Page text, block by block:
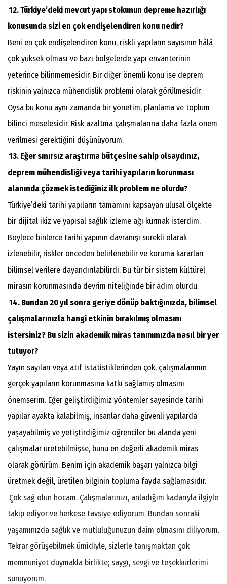
12. Türkiye’deki mevcut yapı stokunun depreme hazırlığı
konusunda sizi en çok endişelendiren konu nedir?
Beni en çok endişelendiren konu, riskli yapıların sayısının hâlâ
çok yüksek olması ve bazı bölgelerde yapı envanterinin
yeterince bilinmemesidir. Bir diğer önemli konu ise deprem
riskinin yalnızca mühendislik problemi olarak görülmesidir.
Oysa bu konu aynı zamanda bir yönetim, planlama ve toplum
bilinci meselesidir. Risk azaltma çalışmalarına daha fazla önem
verilmesi gerektiğini düşünüyorum.
13. Eğer sınırsız araştırma bütçesine sahip olsaydınız,
deprem mühendisliği veya tarihi yapıların korunması
alanında çözmek istediğiniz ilk problem ne olurdu?
Türkiye’deki tarihi yapıların tamamını kapsayan ulusal ölçekte
bir dijital ikiz ve yapısal sağlık izleme ağı kurmak isterdim.
Böylece binlerce tarihi yapının davranışı sürekli olarak
izlenebilir, riskler önceden belirlenebilir ve koruma kararları
bilimsel verilere dayandırılabilirdi. Bu tür bir sistem kültürel
mirasın korunmasında devrim niteliğinde bir adım olurdu.
14. Bundan 20 yıl sonra geriye dönüp baktığınızda, bilimsel
çalışmalarınızla hangi etkinin bırakılmış olmasını
istersiniz? Bu sizin akademik miras tanımınızda nasıl bir yer
tutuyor?
Yayın sayıları veya atıf istatistiklerinden çok, çalışmalarımın
gerçek yapıların korunmasına katkı sağlamış olmasını
önemserim. Eğer geliştirdiğimiz yöntemler sayesinde tarihi
yapılar ayakta kalabilmiş, insanlar daha güvenli yapılarda
yaşayabilmiş ve yetiştirdiğimiz öğrenciler bu alanda yeni
çalışmalar üretebilmişse, bunu en değerli akademik miras
olarak görürüm. Benim için akademik başarı yalnızca bilgi
üretmek değil, üretilen bilginin topluma fayda sağlamasıdır.
Çok sağ olun hocam. Çalışmalarınızı, anladığım kadarıyla ilgiyle
takip ediyor ve herkese tavsiye ediyorum. Bundan sonraki
yaşamınızda sağlık ve mutluluğunuzun daim olmasını diliyorum.
Tekrar görüşebilmek ümidiyle, sizlerle tanışmaktan çok
memnuniyet duymakla birlikte; saygı, sevgi ve teşekkürlerimi
sunuyorum.